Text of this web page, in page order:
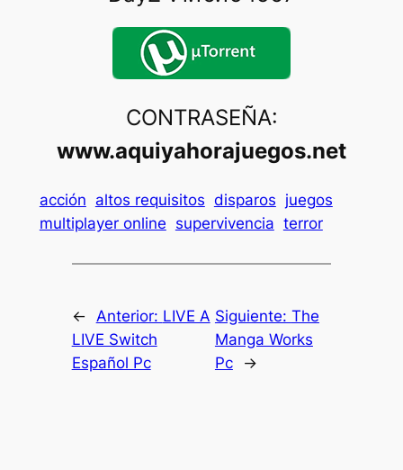
CONTRASEÑA:
www.aquiyahorajuegos.net
acción altos requisitos disparos juegos
multiplayer online supervivencia terror
← Anterior: LIVE A
LIVE Switch
Español Pc
Siguiente: The
Manga Works
Pc
→